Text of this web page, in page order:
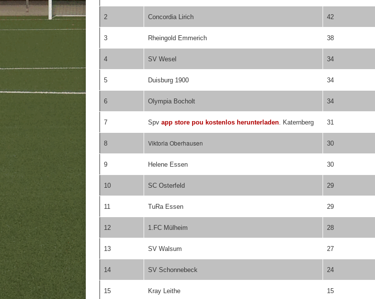
2 Concordia Lirich 42
3 Rheingold Emmerich 38
4 SV Wesel 34
5 Duisburg 1900 34
6 Olympia Bocholt 34
7 Spv app store pou kostenlos herunterladen. Katernberg 31
8 Viktoria Oberhausen 30
9 Helene Essen 30
10 SC Osterfeld 29
11 TuRa Essen 29
12 1.FC Mülheim 28
13 SV Walsum 27
14 SV Schonnebeck 24
15 Kray Leithe 15